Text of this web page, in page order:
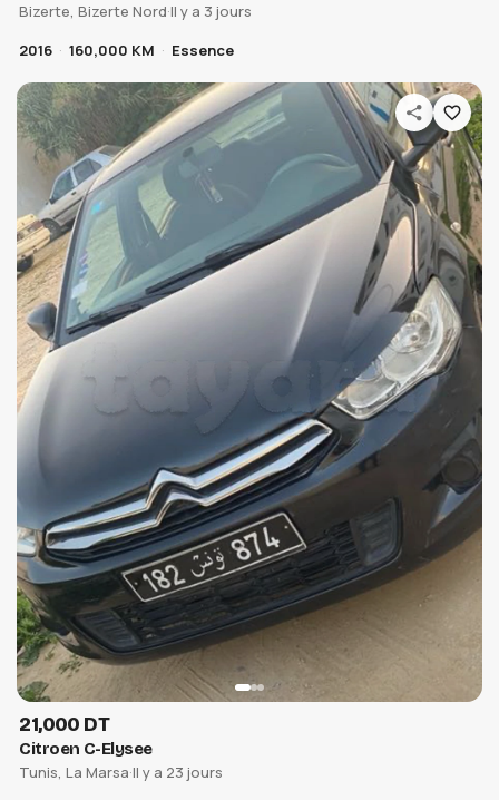
Bizerte, Bizerte Nord·Il y a 3 jours
2016
160,000 KM Essence
21,000 DT
Citroen C-Elysee
Tunis, La Marsa·Il y a 23 jours